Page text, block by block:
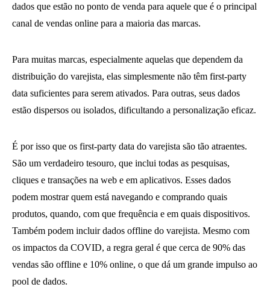
dados que estão no ponto de venda para aquele que é o principal
canal de vendas online para a maioria das marcas.
Para muitas marcas, especialmente aquelas que dependem da
distribuição do varejista, elas simplesmente não têm first-party
data suficientes para serem ativados. Para outras, seus dados
estão dispersos ou isolados, dificultando a personalização eficaz.
É por isso que os first-party data do varejista são tão atraentes.
São um verdadeiro tesouro, que inclui todas as pesquisas,
cliques e transações na web e em aplicativos. Esses dados
podem mostrar quem está navegando e comprando quais
produtos, quando, com que frequência e em quais dispositivos.
Também podem incluir dados offline do varejista. Mesmo com
os impactos da COVID, a regra geral é que cerca de 90% das
vendas são offline e 10% online, o que dá um grande impulso ao
pool de dados.